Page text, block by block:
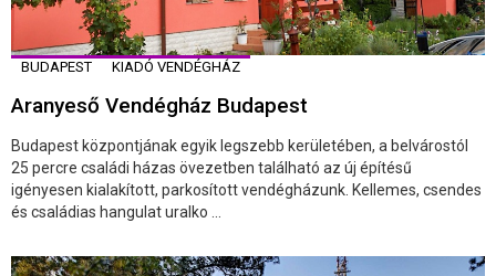
BUDAPEST KIADÓ VENDÉGHÁZ
Aranyeső Vendégház Budapest
Budapest központjának egyik legszebb kerületében, a belvárostól
25 percre családi házas övezetben található az új építésű
igényesen kialakított, parkosított vendégházunk. Kellemes, csendes
és családias hangulat uralko ...